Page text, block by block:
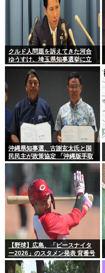
クルド人問題を訴えてきた河合
ゆうすけ、埼玉県知事選挙に立
候補表明www
沖縄県知事選、古謝玄太氏と国
民民主が政策協定 「沖縄版手取
りを増やす政策」など5項目
【野球】広島、「ピースナイタ
ー2026」のスタメン発表 背番号
「86」で統一 秋山がカープ移籍
後初の4番 小園は6番